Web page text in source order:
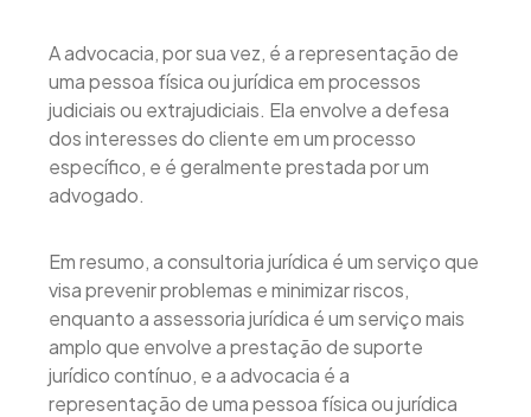
A advocacia, por sua vez, é a representação de
uma pessoa física ou jurídica em processos
judiciais ou extrajudiciais. Ela envolve a defesa
dos interesses do cliente em um processo
específico, e é geralmente prestada por um
advogado.
Em resumo, a consultoria jurídica é um serviço que
visa prevenir problemas e minimizar riscos,
enquanto a assessoria jurídica é um serviço mais
amplo que envolve a prestação de suporte
jurídico contínuo, e a advocacia é a
representação de uma pessoa física ou jurídica